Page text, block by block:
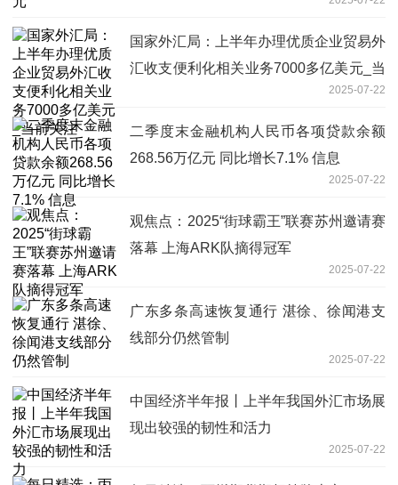
国家外汇局：上半年办理优质企业贸易外
汇收支便利化相关业务7000多亿美元_当
2025-07-22
二季度末金融机构人民币各项贷款余额
268.56万亿元 同比增长7.1% 信息
2025-07-22
观焦点：2025“街球霸王”联赛苏州邀请赛
落幕 上海ARK队摘得冠军
2025-07-22
广东多条高速恢复通行 湛徐、徐闻港支
线部分仍然管制
2025-07-22
中国经济半年报丨上半年我国外汇市场展
现出较强的韧性和活力
2025-07-22